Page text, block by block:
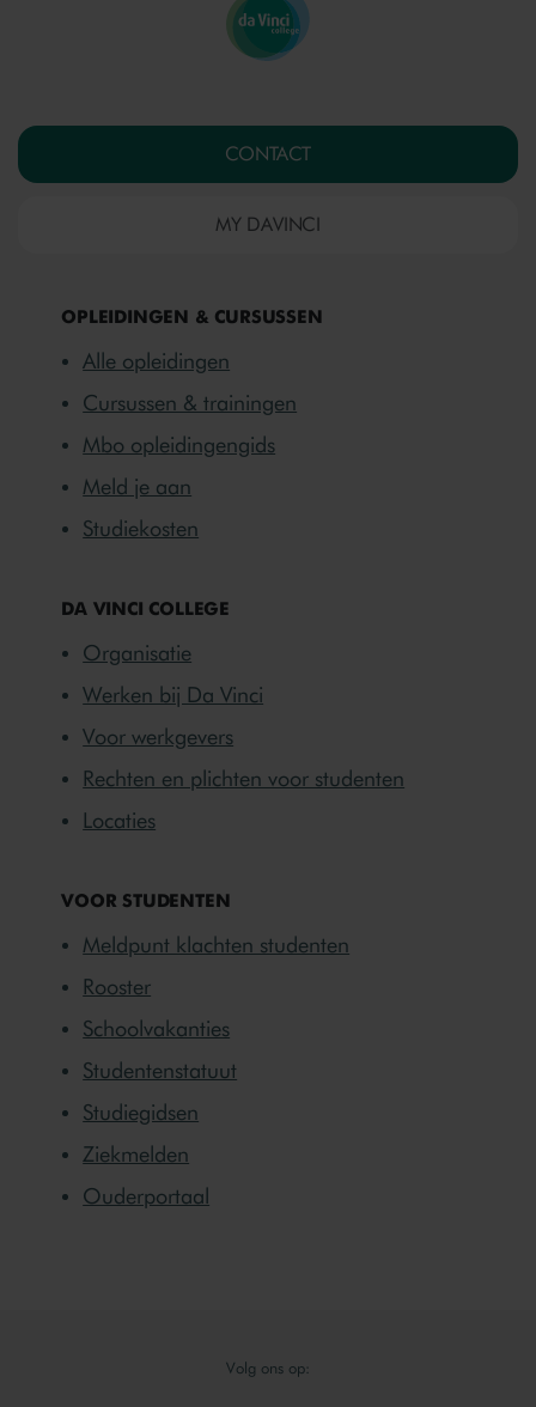
OPLEIDINGEN & CURSUSSEN
Alle opleidingen
Cursussen & trainingen
Mbo opleidingengids
Meld je aan
Studiekosten
DA VINCI COLLEGE
Organisatie
Werken bij Da Vinci
Voor werkgevers
Rechten en plichten voor studenten
Locaties
VOOR STUDENTEN
Meldpunt klachten studenten
Rooster
Schoolvakanties
Studentenstatuut
Studiegidsen
Ziekmelden
Ouderportaal
CONTACT
MY DAVINCI
Volg ons op: